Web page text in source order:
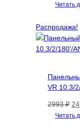
Читать
Распродажа!
VR 10.3/
2993₽
Читать